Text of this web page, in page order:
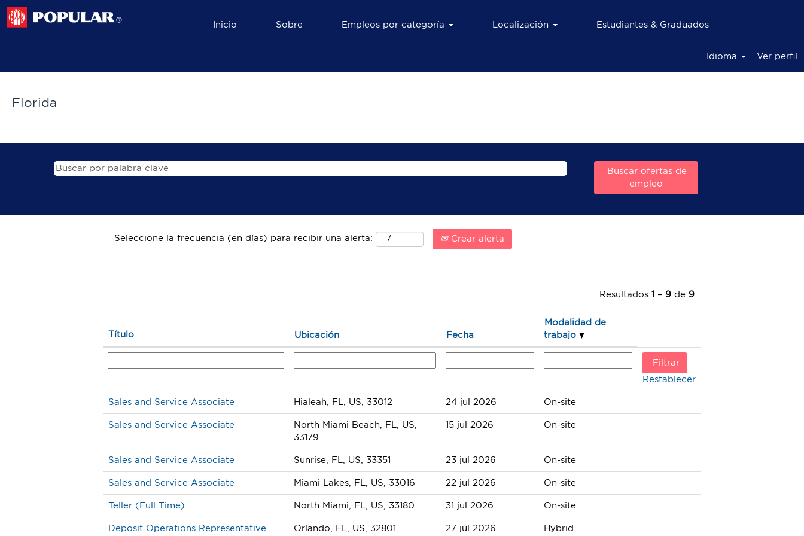
Inicio Sobre Empleos por categoría Localización Estudiantes & Graduados
Idioma Ver perfil
Florida
Seleccione la frecuencia (en días) para recibir una alerta: Crear alerta
Resultados 1 – 9 de 9
Título Ubicación Fecha
Modalidad de
trabajo
Restablecer
Sales and Service Associate Hialeah, FL, US, 33012 24 jul 2026 On-site
Sales and Service Associate
North Miami Beach, FL, US,
33179
15 jul 2026 On-site
Sales and Service Associate Sunrise, FL, US, 33351 23 jul 2026 On-site
Sales and Service Associate Miami Lakes, FL, US, 33016 22 jul 2026 On-site
Teller (Full Time) North Miami, FL, US, 33180 31 jul 2026 On-site
Deposit Operations Representative Orlando, FL, US, 32801 27 jul 2026 Hybrid